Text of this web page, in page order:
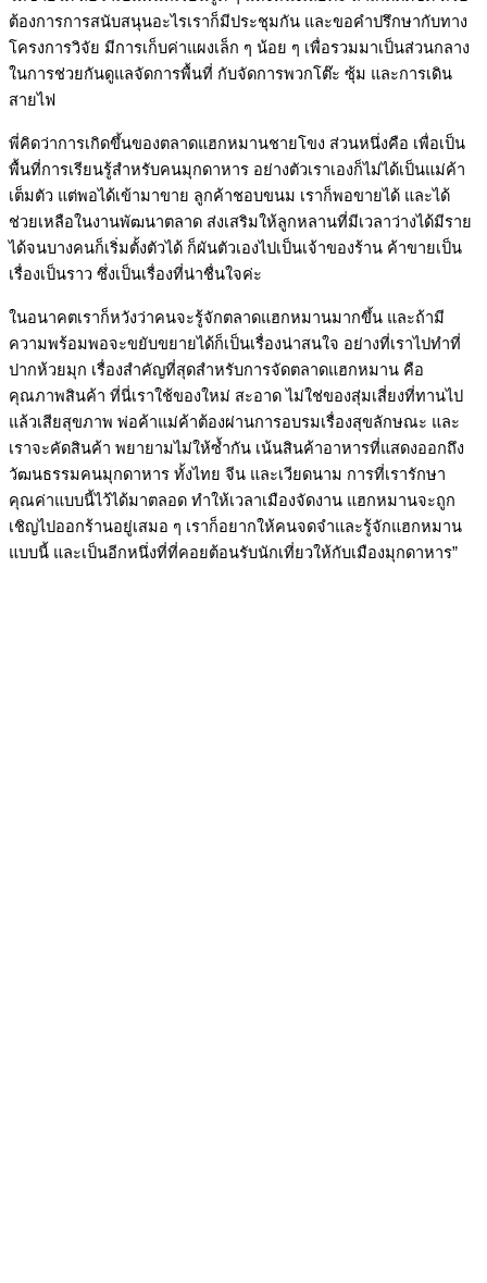
ต้องการการสนับสนุนอะไรเราก็มีประชุมกัน และขอคำปรึกษากับทาง
โครงการวิจัย มีการเก็บค่าแผงเล็ก ๆ น้อย ๆ เพื่อรวมมาเป็นส่วนกลาง
ในการช่วยกันดูแลจัดการพื้นที่ กับจัดการพวกโต๊ะ ซุ้ม และการเดิน
สายไฟ
พี่คิดว่าการเกิดขึ้นของตลาดแฮกหมานชายโขง ส่วนหนึ่งคือ เพื่อเป็น
พื้นที่การเรียนรู้สำหรับคนมุกดาหาร อย่างตัวเราเองก็ไม่ได้เป็นแม่ค้า
เต็มตัว แต่พอได้เข้ามาขาย ลูกค้าชอบขนม เราก็พอขายได้ และได้
ช่วยเหลือในงานพัฒนาตลาด ส่งเสริมให้ลูกหลานที่มีเวลาว่างได้มีราย
ได้จนบางคนก็เริ่มตั้งตัวได้ ก็ผันตัวเองไปเป็นเจ้าของร้าน ค้าขายเป็น
เรื่องเป็นราว ซึ่งเป็นเรื่องที่น่าชื่นใจค่ะ
ในอนาคตเราก็หวังว่าคนจะรู้จักตลาดแฮกหมานมากขึ้น และถ้ามี
ความพร้อมพอจะขยับขยายได้ก็เป็นเรื่องน่าสนใจ อย่างที่เราไปทำที่
ปากห้วยมุก เรื่องสำคัญที่สุดสำหรับการจัดตลาดแฮกหมาน คือ
คุณภาพสินค้า ที่นี่เราใช้ของใหม่ สะอาด ไม่ใช่ของสุ่มเสี่ยงที่ทานไป
แล้วเสียสุขภาพ พ่อค้าแม่ค้าต้องผ่านการอบรมเรื่องสุขลักษณะ และ
เราจะคัดสินค้า พยายามไม่ให้ซ้ำกัน เน้นสินค้าอาหารที่แสดงออกถึง
วัฒนธรรมคนมุกดาหาร ทั้งไทย จีน และเวียดนาม การที่เรารักษา
คุณค่าแบบนี้ไว้ได้มาตลอด ทำให้เวลาเมืองจัดงาน แฮกหมานจะถูก
เชิญไปออกร้านอยู่เสมอ ๆ เราก็อยากให้คนจดจำและรู้จักแฮกหมาน
แบบนี้ และเป็นอีกหนึ่งที่ที่คอยต้อนรับนักเที่ยวให้กับเมืองมุกดาหาร”